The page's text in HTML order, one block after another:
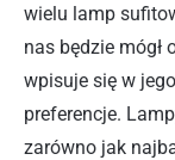
wielu lamp
nas będzie mógł
wpisuje się w
preferencje.
zarówno jak